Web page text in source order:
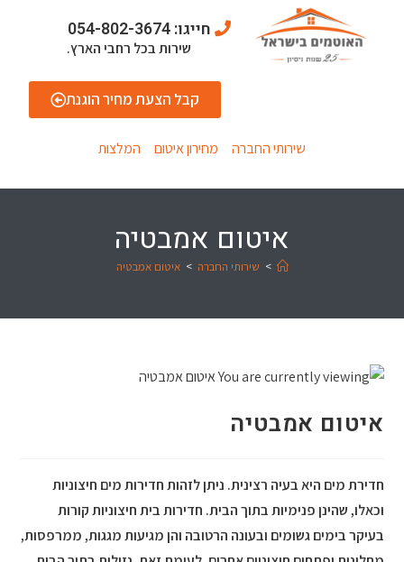
חייגו: 054-802-3674
שירות בכל רחבי הארץ.
קבל הצעת מחיר הוגנת
שירותי החברה מחירון איטום המלצות
איטום אמבטיה
> שירותי החברה > איטום אמבטיה
איטום אמבטיה
חדירת מים היא בעיה רצינית. ניתן לזהות חדירות מים חיצוניות
וכאלו, שהינן פנימיות בתוך הבית. חדירות בית חיצוניות קורות
בעיקר בימים גשומים ובעונה הרטובה והן מגיעות מגגות, ממרפסות,